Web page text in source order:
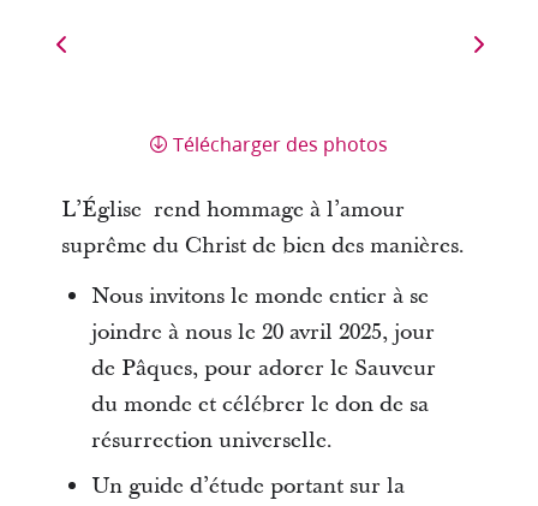
Télécharger des photos
L’Église rend hommage à l’amour
suprême du Christ de bien des manières.
Nous invitons le monde entier à se
joindre à nous le 20 avril 2025, jour
de Pâques, pour adorer le Sauveur
du monde et célébrer le don de sa
résurrection universelle.
Un guide d’étude portant sur la